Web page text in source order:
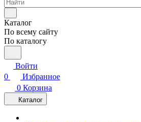
Каталог
По всему сайту
По каталогу
Войти
0
Избранное
0 Корзина
Каталог